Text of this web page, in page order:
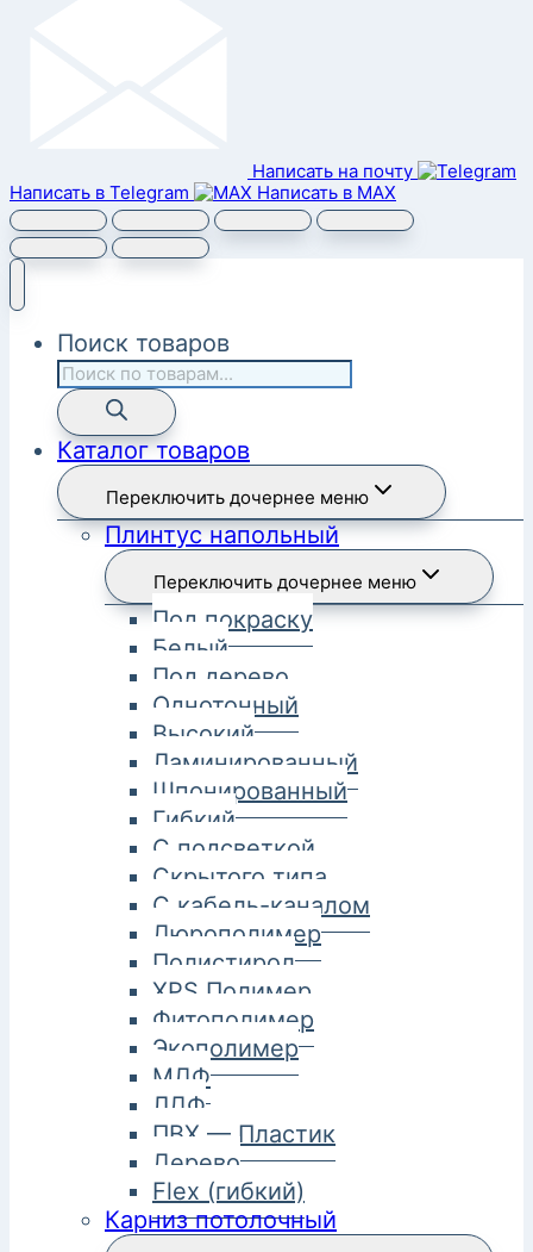
Написать на почту
Написать в Telegram
Написать в MAX
Поиск товаров
Каталог товаров
Переключить дочернее меню
Плинтус напольный
Переключить дочернее меню
Под покраску
Белый
Под дерево
Однотонный
Высокий
Ламинированный
Шпонированный
Гибкий
С подсветкой
Скрытого типа
С кабель-каналом
Дюрополимер
Полистирол
XPS Полимер
Фитополимер
Экополимер
МДФ
ЛДФ
ПВХ — Пластик
Дерево
Flex (гибкий)
Карниз потолочный